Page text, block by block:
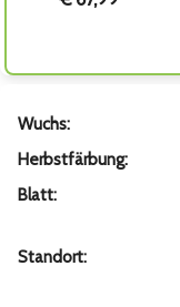
Wuchs:
Herbstfärbung:
Blatt:
Standort: